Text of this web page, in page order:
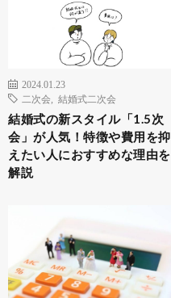
2024.01.23
二次会
結婚式二次会
結婚式の新スタイル「1.5次
会」が人気！特徴や費用を抑
えたい人におすすめな理由を
解説